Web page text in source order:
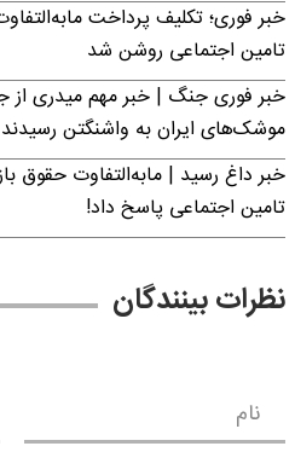
خبر فوری؛ تکلیف پرداخت
تامین اجتماعی روشن شد
خبر فوری جنگ | خبر مهم میدری از
موشک‌های ایران به واشنگتن رسیدند
خبر داغ رسید | مابه‌التفاوت حقوق
تامین اجتماعی پاسخ داد!
نظرات بینندگان
نام